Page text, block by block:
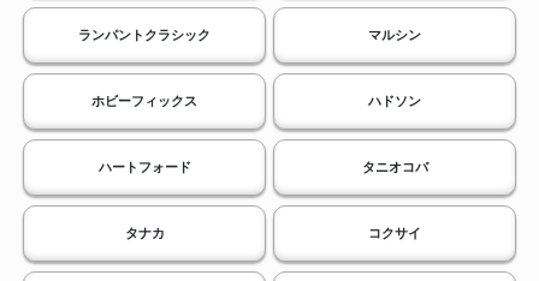
ランパントクラシック マルシン
ホビーフィックス ハドソン
ハートフォード タニオコバ
タナカ コクサイ